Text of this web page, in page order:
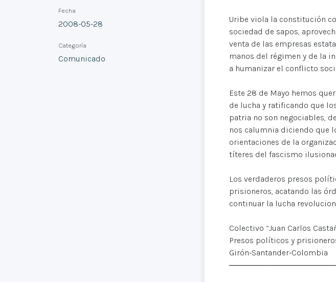
Fecha
2008-05-28
Categoría
Comunicado
Uribe viola la constitución
sociedad de sapos,
venta de las empresas
manos del régimen y de la
a humanizar el conflicto
Este 28 de Mayo hemos
de lucha y ratificando que
patria no son negociables,
nos calumnia diciendo que
orientaciones de la
títeres del fascismo
Los verdaderos presos
prisioneros, acatando las
continuar la lucha
Colectivo “Juan Carlos
Presos políticos y
Girón-Santander-Colombia
───────────────────